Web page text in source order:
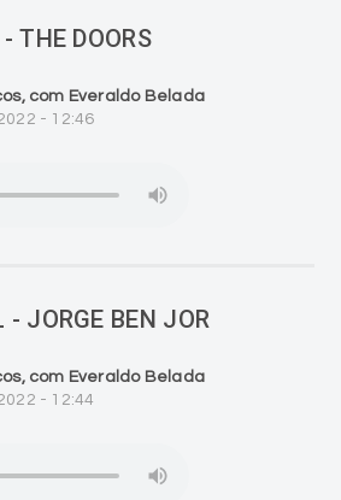
THE DOORS
com Everaldo Belada
- 12:46
- JORGE BEN JOR
com Everaldo Belada
- 12:44